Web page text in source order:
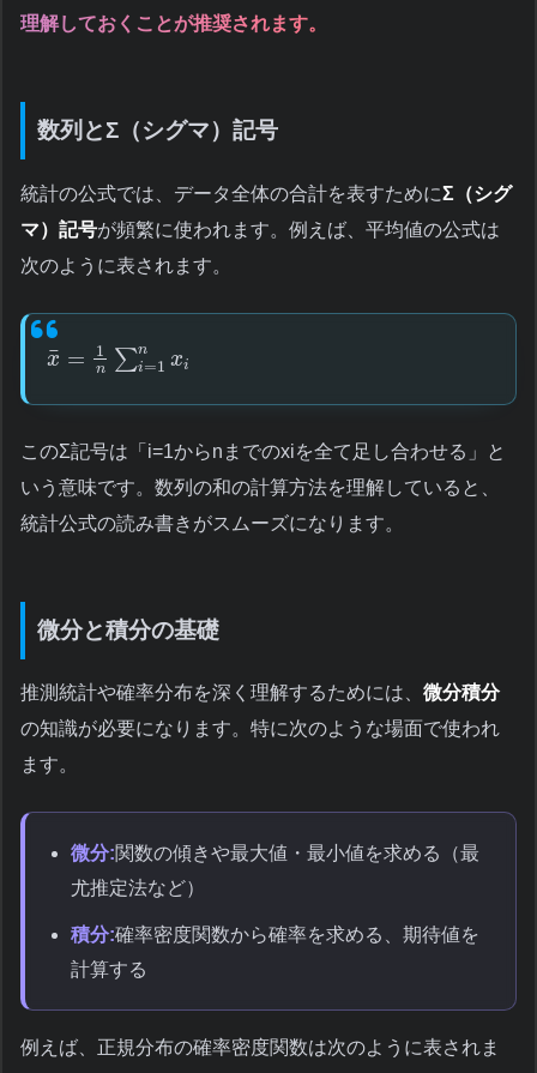
理解しておくことが推奨されます。
数列とΣ（シグマ）記号
統計の公式では、データ全体の合計を表すためにΣ（シグ
マ）記号が頻繁に使われます。例えば、平均値の公式は
次のように表されます。
x
¯ = 1
n ∑n
i=1 xi
このΣ記号は「i=1からnまでのxiを全て足し合わせる」と
いう意味です。数列の和の計算方法を理解していると、
統計公式の読み書きがスムーズになります。
微分と積分の基礎
推測統計や確率分布を深く理解するためには、 微分積分
の知識が必要になります。特に次のような場面で使われ
ます。
微分:関数の傾きや最大値・最小値を求める（最
尤推定法など）
積分:確率密度関数から確率を求める、期待値を
計算する
例えば、正規分布の確率密度関数は次のように表されま